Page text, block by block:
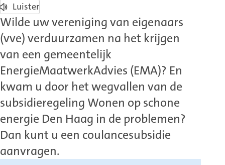
Luister
Wilde uw vereniging van eigenaars
(vve) verduurzamen na het krijgen
van een gemeentelijk
EnergieMaatwerkAdvies (EMA)? En
kwam u door het wegvallen van de
subsidieregeling Wonen op schone
energie Den Haag in de problemen?
Dan kunt u een coulancesubsidie
aanvragen.